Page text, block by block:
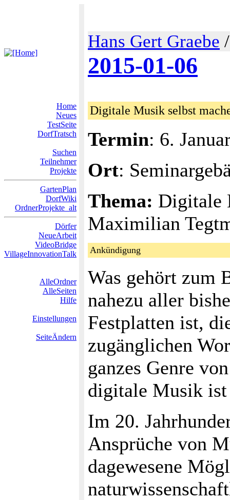
Hans Gert Graebe
2015-01-06
Home
Neues
TestSeite
DorfTratsch
Suchen
Teilnehmer
Projekte
GartenPlan
DorfWiki
OrdnerProjekte_alt
Dörfer
NeueArbeit
VideoBridge
VillageInnovationTalk
AlleOrdner
AlleSeiten
Hilfe
Einstellungen
SeiteÄndern
Digitale Musik selbst
Termin: 6.
Ort:
Thema: Digitale
Maximilian
Ankündigung
Was gehört zum
nahezu aller
Festplatten ist,
zugänglichen
ganzes Genre
digitale Musik ist
Im 20.
Ansprüche von
dagewesene